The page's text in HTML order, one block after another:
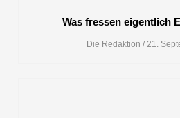
Was fressen eigentlich
Die Redaktion 21.